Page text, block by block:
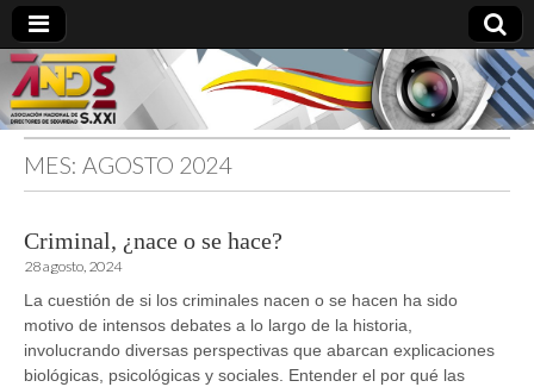
MES: AGOSTO 2024
Criminal, ¿nace o se hace?
28 agosto, 2024
La cuestión de si los criminales nacen o se hacen ha sido
motivo de intensos debates a lo largo de la historia,
involucrando diversas perspectivas que abarcan explicaciones
biológicas, psicológicas y sociales. Entender el por qué las